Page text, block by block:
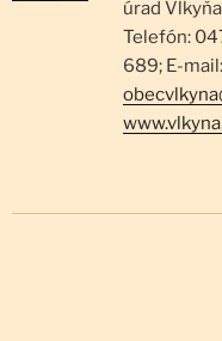
úrad
Telefón:
689; E-